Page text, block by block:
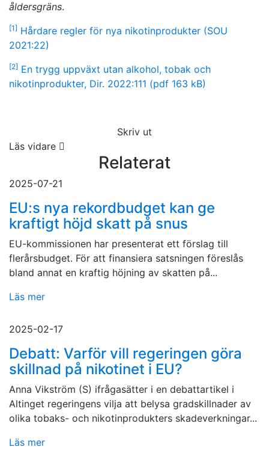
åldersgräns.
[1] Hårdare regler för nya nikotinprodukter (SOU
2021:22)
[2] En trygg uppväxt utan alkohol, tobak och
nikotinprodukter, Dir. 2022:111 (pdf 163 kB)
Skriv ut
Läs vidare
Relaterat
2025-07-21
EU:s nya rekordbudget kan ge
kraftigt höjd skatt på snus
EU-kommissionen har presenterat ett förslag till
flerårsbudget. För att finansiera satsningen föreslås
bland annat en kraftig höjning av skatten på...
Läs mer
2025-02-17
Debatt: Varför vill regeringen göra
skillnad på nikotinet i EU?
Anna Vikström (S) ifrågasätter i en debattartikel i
Altinget regeringens vilja att belysa gradskillnader av
olika tobaks- och nikotinprodukters skadeverkningar...
Läs mer